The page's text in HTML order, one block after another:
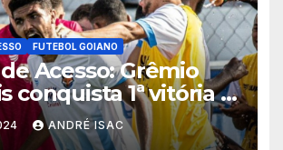
FUTEBOL GOIANO
Acesso: Grêmio
conquista 1ª vitória e
assume liderança
ANDRÉ ISAC